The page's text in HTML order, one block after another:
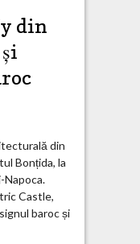
din
din
Bonțida, la
Napoca.
Castle,
baroc și